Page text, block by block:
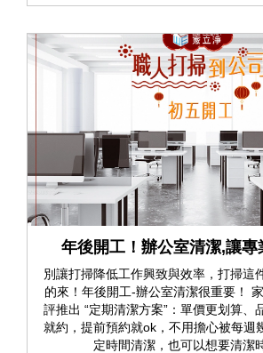
年後開工！辦公室清潔,讓專
別讓打掃降低工作興致與效率，打掃這
的來！年後開工-辦公室清潔很重要！
評推出 “定期清潔方案”：單價更划算、
就約，提前預約就ok，不用擔心被每週
定時間清潔，也可以想要清潔